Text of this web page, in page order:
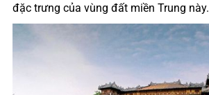
đặc trưng của vùng đất miền Trung này.